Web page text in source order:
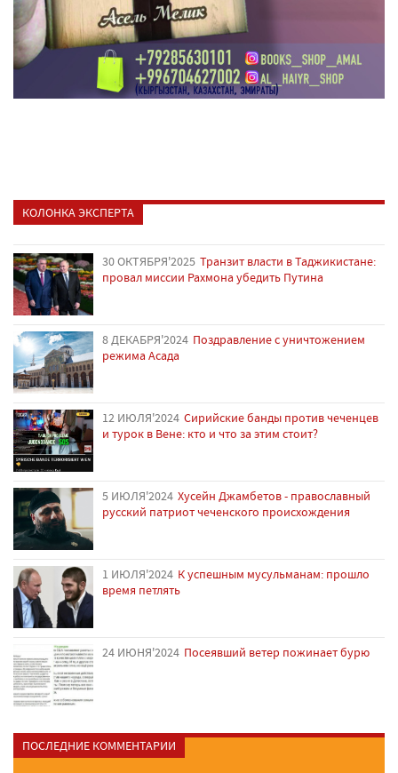
КОЛОНКА ЭКСПЕРТА
30 ОКТЯБРЯ'2025 Транзит власти в Таджикистане:
провал миссии Рахмона убедить Путина
8 ДЕКАБРЯ'2024 Поздравление с уничтожением
режима Асада
12 ИЮЛЯ'2024 Сирийские банды против чеченцев
и турок в Вене: кто и что за этим стоит?
5 ИЮЛЯ'2024 Хусейн Джамбетов - православный
русский патриот чеченского происхождения
1 ИЮЛЯ'2024 К успешным мусульманам: прошло
время петлять
24 ИЮНЯ'2024 Посеявший ветер пожинает бурю
ПОСЛЕДНИЕ КОММЕНТАРИИ